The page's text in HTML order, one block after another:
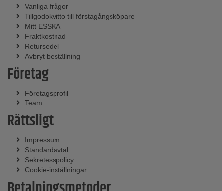
Vanliga frågor
Tillgodokvitto till förstagångsköpare
Mitt ESSKA
Fraktkostnad
Retursedel
Avbryt beställning
Företag
Företagsprofil
Team
Rättsligt
Impressum
Standardavtal
Sekretesspolicy
Cookie-inställningar